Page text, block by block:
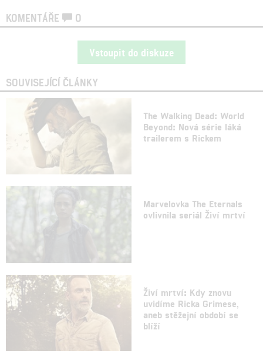
KOMENTÁŘE 0
Vstoupit do diskuze
SOUVISEJÍCÍ ČLÁNKY
The Walking Dead: World
Beyond: Nová série láká
trailerem s Rickem
Marvelovka The Eternals
ovlivnila seriál Živí mrtví
Živí mrtví: Kdy znovu
uvidíme Ricka Grimese,
aneb stěžejní období se
blíží